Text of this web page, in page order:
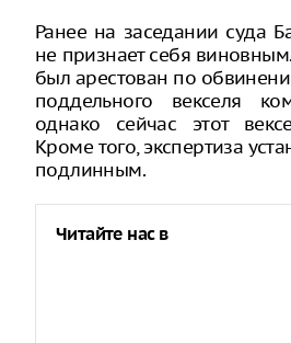
Ранее на заседании суда
не признает себя
был арестован по
поддельного векселя
однако сейчас этот
Кроме того, экспертиза
подлинным.
Читайте нас в